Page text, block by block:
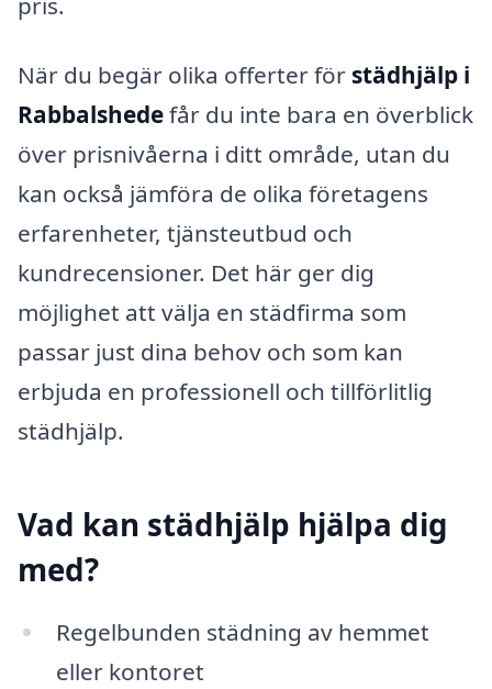
När du begär olika offerter för städhjälp i
Rabbalshedefår du inte bara en överblick
över prisnivåerna i ditt område, utan du
kan också jämföra de olika företagens
erfarenheter, tjänsteutbud och
kundrecensioner. Det här ger dig
möjlighet att välja en städfirma som
passar just dina behov och som kan
erbjuda en professionell och tillförlitlig
städhjälp.
Vad kan städhjälp hjälpa dig
med?
Regelbunden städning av hemmet
eller kontoret